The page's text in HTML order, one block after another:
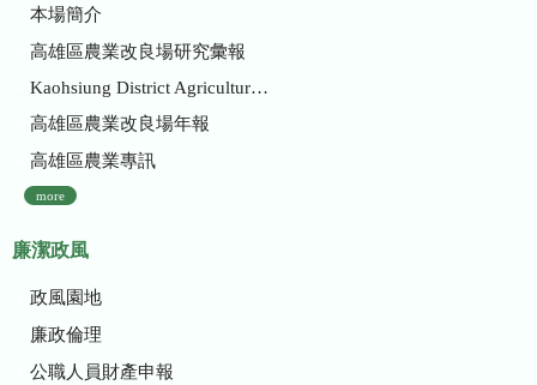
本場簡介
高雄區農業改良場研究彙報
Kaohsiung District Agricultural Research and Extension Station
高雄區農業改良場年報
高雄區農業專訊
more
廉潔政風
政風園地
廉政倫理
公職人員財產申報